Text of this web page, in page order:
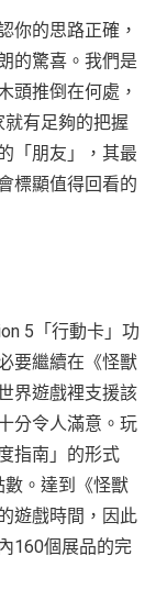
你的思路正確，
的驚喜。我們是
頭推倒在何處，
有足夠的把握
「朋友」，其最
標顯值得回看的
5「行動卡」功
要繼續在《怪獸
界遊戲裡支援該
分令人滿意。玩
指南」的形式
。達到《怪獸
遊戲時間，因此
160個展品的完